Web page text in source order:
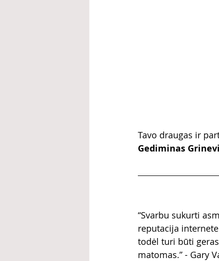
Tavo draugas ir
Gediminas
“Svarbu sukurti
reputacija
todėl turi būti
matomas.” - Gary